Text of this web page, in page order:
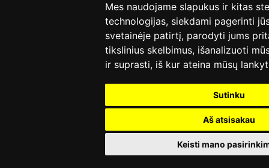
Mes naudojame slapukus ir kitas
technologijas, siekdami pagerinti
svetainėje patirtį, parodyti jums
tikslinius skelbimus, išanalizuoti
ir suprasti, iš kur ateina mūsų
Sutinku
Aš atsisakau
Keisti mano